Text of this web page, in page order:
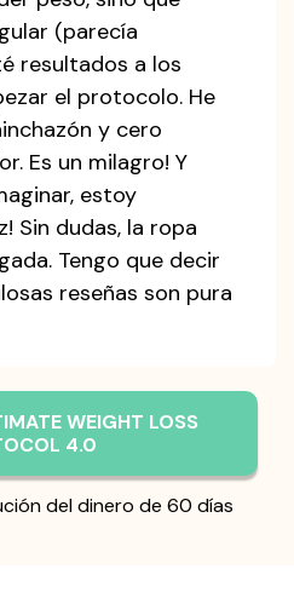
(parecía
resultados a los
el protocolo. He
y cero
Es un milagro! Y
estoy
Sin dudas, la ropa
Tengo que decir
reseñas son pura
WEIGHT LOSS
4.0
del dinero de 60 días